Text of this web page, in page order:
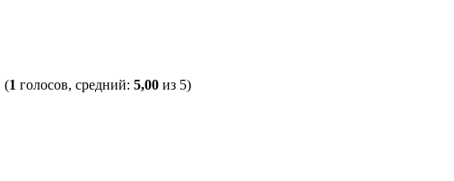
(1 голосов, средний: 5,00 из 5)